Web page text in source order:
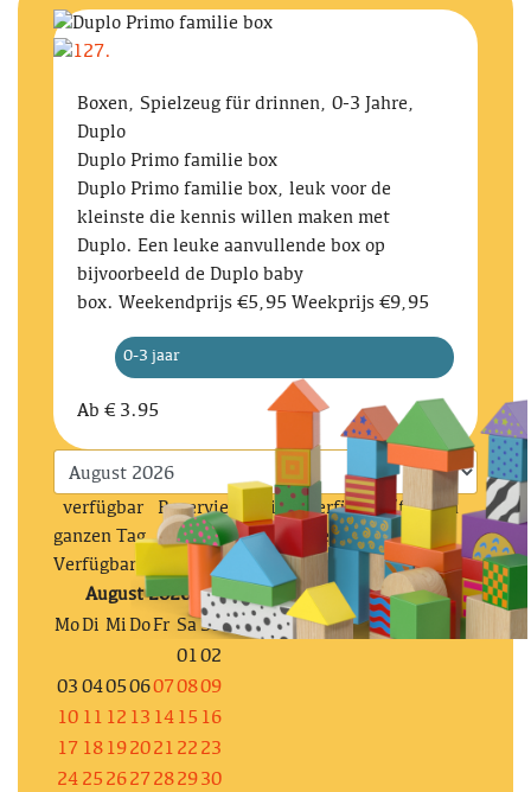
Boxen, Spielzeug für drinnen, 0-3 Jahre,
Duplo
Duplo Primo familie box
Duplo Primo familie box, leuk voor de
kleinste die kennis willen maken met
Duplo. Een leuke aanvullende box op
bijvoorbeeld de Duplo baby
box. Weekendprijs €5,95 Weekprijs €9,95
0-3 jaar
Ab € 3.95
verfügbar Reserviert
Nicht verfügbar (für den
ganzen Tag, prüfe die stundenweise
Verfügbarkeit)
August 2026
MoDi Mi DoFr Sa So
0102
03 040506070809
10 11 12 13 14 15 16
17 18 192021 22 23
24 25 2627 282930